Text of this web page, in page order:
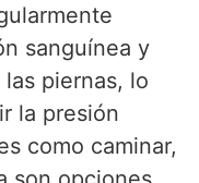
sanguínea y
piernas, lo
la presión
como caminar,